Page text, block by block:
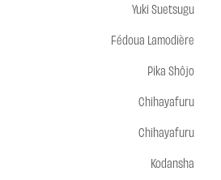
Yuki Suetsugu
Fédoua Lamodière
Pika Shôjo
Chihayafuru
Chihayafuru
Kodansha